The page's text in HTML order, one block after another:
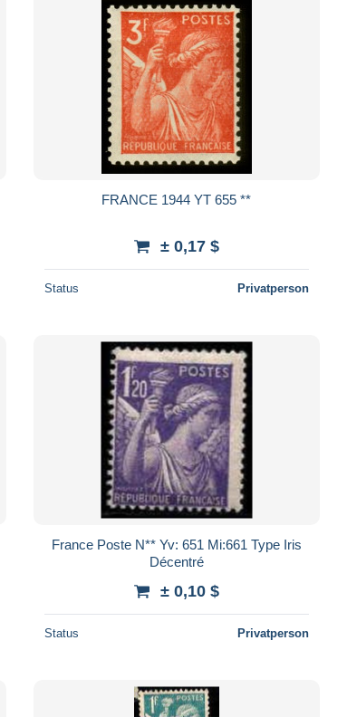
FRANCE 1944 YT 655 **
± 0,17 $
Status Privatperson
France Poste N** Yv: 651 Mi:661 Type Iris
Décentré
± 0,10 $
Status Privatperson